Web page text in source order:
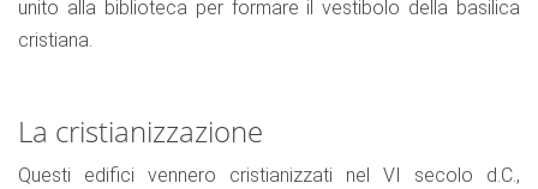
unito alla biblioteca per formare il vestibolo della basilica
cristiana.
La cristianizzazione
Questi edifici vennero cristianizzati nel VI secolo d.C.,